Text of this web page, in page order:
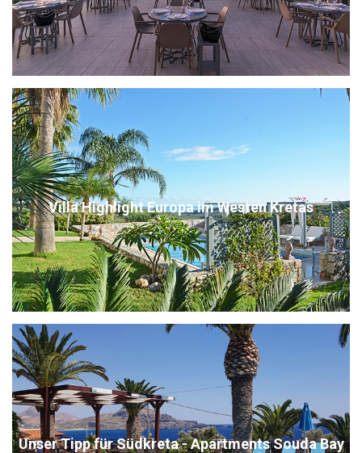
Villa Highlight Europa im Westen Kretas
Unser Tipp für Südkreta - Apartments Souda Bay